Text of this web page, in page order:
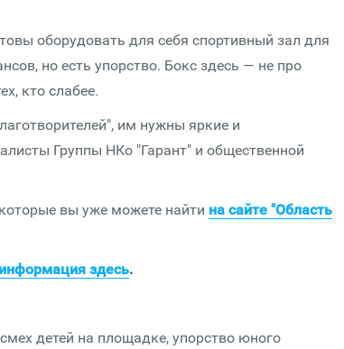
оборудовать для себя спортивный зал для
но есть упорство. Бокс здесь — не про
кто слабее.
им нужны яркие и
Группы НКо "Гарант" и общественной
вы уже можете найти на сайте "Область
здесь.
детей на площадке, упорство юного